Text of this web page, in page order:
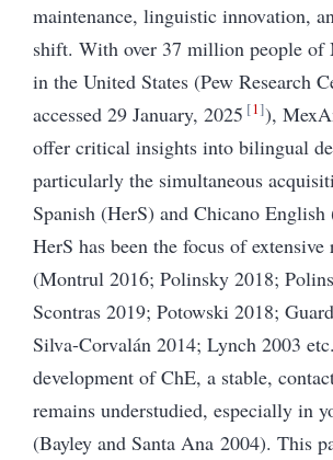
maintenance, linguistic innovation,
shift. With over 37 million people of
in the United States (Pew Research
accessed 29 January, 2025 1 ),
offer critical insights into bilingual
particularly the simultaneous
Spanish (HerS) and Chicano
HerS has been the focus of extensive
(Montrul 2016; Polinsky 2018;
Scontras 2019; Potowski 2018;
Silva-Corvalán 2014; Lynch 2003
development of ChE, a stable,
remains understudied, especially in
(Bayley and Santa Ana 2004). This